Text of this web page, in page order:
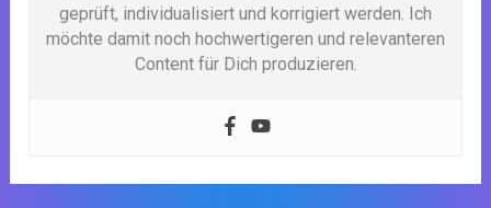
geprüft, individualisiert und korrigiert werden. Ich
möchte damit noch hochwertigeren und relevanteren
Content für Dich produzieren.